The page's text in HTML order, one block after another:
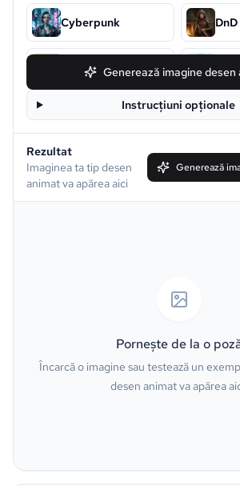
Cyberpunk DnD
Snoopy
Clay
Simpson
Family Guy
Oil Painting
PS2
Pop Art
Generează imagine
Instrucțiuni opționale
Rezultat
Imaginea ta tip desen
animat va apărea aici
Generează
Pornește de la o
Încarcă o imagine sau testează un
desen animat va apărea